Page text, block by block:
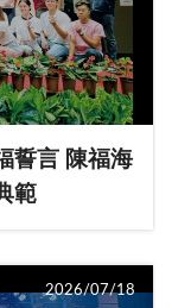
誓言 陳福海
範
2026/07/18